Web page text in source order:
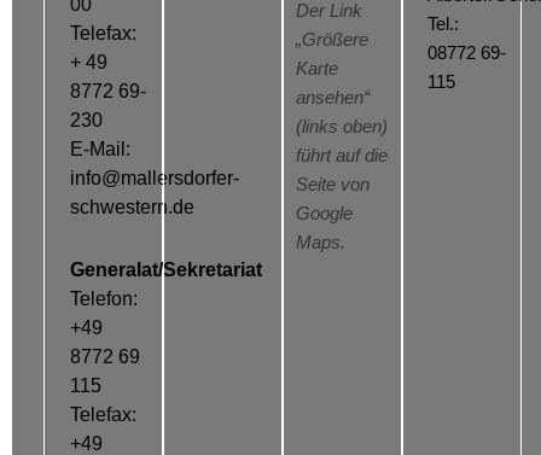
00
Telefax:
+ 49
8772 69-
230
E-Mail:
info@mallersdorfer-
schwestern.de
Generalat/Sekretariat
Telefon:
+49
8772 69
115
Telefax:
+49
Der Link
„Größere
Karte
ansehen“
(links oben)
führt auf die
Seite von
Google
Maps.
Tel.:
08772 69-
115